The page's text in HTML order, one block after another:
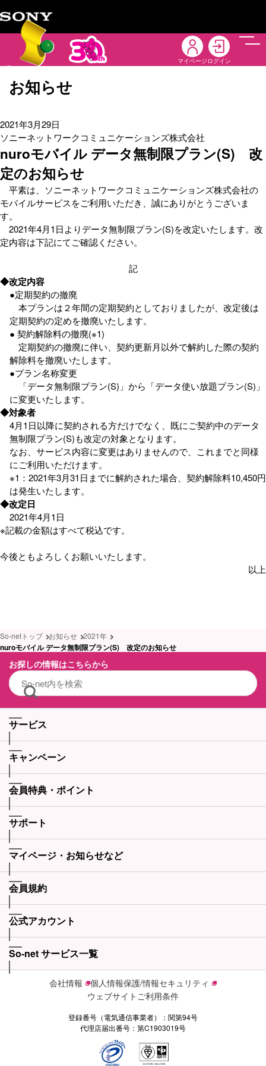
マイページ ログイン
メニ
お知らせ
2021年3月29日
ソニーネットワークコミュニケーションズ株式会社
nuroモバイル データ無制限プラン(S) 改
定のお知らせ
平素は、ソニーネットワークコミュニケーションズ株式会社の
モバイルサービスをご利用いただき、誠にありがとうございま
す。
2021年4月1日よりデータ無制限プラン(S)を改定いたします。改
定内容は下記にてご確認ください。
記
◆改定内容
●定期契約の撤廃
本プランは２年間の定期契約としておりましたが、改定後は
定期契約の定めを撤廃いたします。
● 契約解除料の撤廃(※1)
定期契約の撤廃に伴い、契約更新月以外で解約した際の契約
解除料を撤廃いたします。
●プラン名称変更
「データ無制限プラン(S)」から「データ使い放題プラン(S)」
に変更いたします。
◆対象者
4月1日以降に契約される方だけでなく、既にご契約中のデータ
無制限プラン(S)も改定の対象となります。
なお、サービス内容に変更はありませんので、これまでと同様
にご利用いただけます。
※1：2021年3月31日までに解約された場合、契約解除料10,450円
は発生いたします。
◆改定日
2021年4月1日
※記載の金額はすべて税込です。
今後ともよろしくお願いいたします。
以上
So-netトップ お知らせ 2021年
nuroモバイル データ無制限プラン(S) 改定のお知らせ
お探しの情報はこちらから
サービス
キャンペーン
会員特典・ポイント
サポート
マイページ・お知らせなど
会員規約
公式アカウント
So-net サービス一覧
会社情報
個人情報保護/情報セキュリティ
ウェブサイトご利用条件
登録番号（電気通信事業者）：関第94号
代理店届出番号：第C1903019号